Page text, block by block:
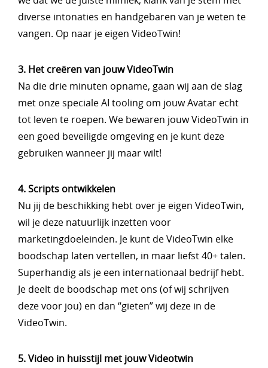
diverse intonaties en handgebaren van je weten te
vangen. Op naar je eigen VideoTwin!
3. Het creëren van jouw VideoTwin
Na die drie minuten opname, gaan wij aan de slag
met onze speciale AI tooling om jouw Avatar echt
tot leven te roepen. We bewaren jouw VideoTwin in
een goed beveiligde omgeving en je kunt deze
gebruiken wanneer jij maar wilt!
4. Scripts ontwikkelen
Nu jij de beschikking hebt over je eigen VideoTwin,
wil je deze natuurlijk inzetten voor
marketingdoeleinden. Je kunt de VideoTwin elke
boodschap laten vertellen, in maar liefst 40+ talen.
Superhandig als je een internationaal bedrijf hebt.
Je deelt de boodschap met ons (of wij schrijven
deze voor jou) en dan “gieten” wij deze in de
VideoTwin.
5. Video in huisstijl met jouw Videotwin